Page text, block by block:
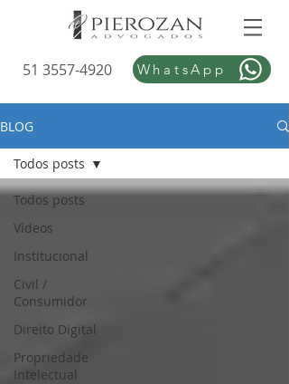
51 3557-4920 WhatsApp
BLOG
Todos posts
Vídeos
Institucional
Civil /
Consumidor
Direito Digital
Propriedade
Intelectual
Todos posts